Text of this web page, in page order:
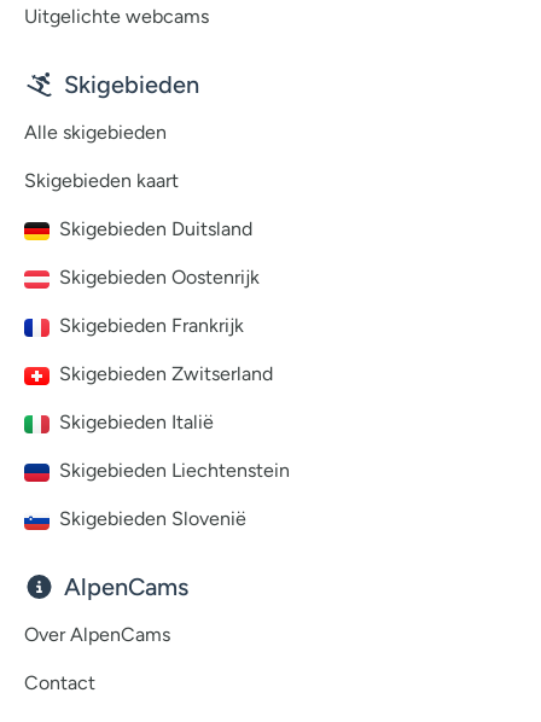
Uitgelichte webcams
Skigebieden
Alle skigebieden
Skigebieden kaart
Skigebieden Duitsland
Skigebieden Oostenrijk
Skigebieden Frankrijk
Skigebieden Zwitserland
Skigebieden Italië
Skigebieden Liechtenstein
Skigebieden Slovenië
AlpenCams
Over AlpenCams
Contact